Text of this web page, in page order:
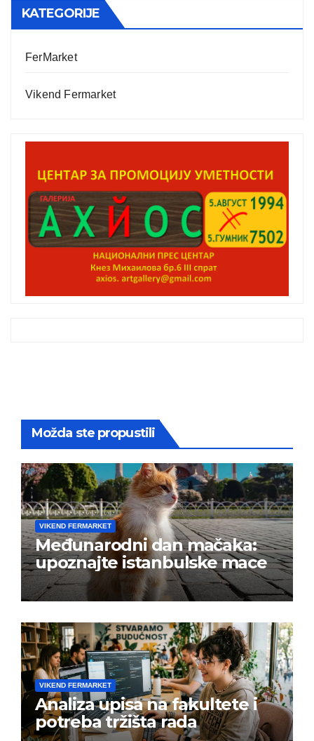
KATEGORIJE
FerMarket
Vikend Fermarket
Možda ste propustili
VIKEND FERMARKET
Međunarodni dan mačaka:
upoznajte istanbulske mace
VIKEND FERMARKET
Analiza upisa na fakultete i
potreba tržišta rada